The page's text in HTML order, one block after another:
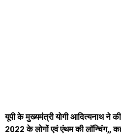
यूपी के मुख्यमंत्री योगी आदित्यनाथ ने की
2022 के लोगों एवं एंथम की लॉन्चिंग,,